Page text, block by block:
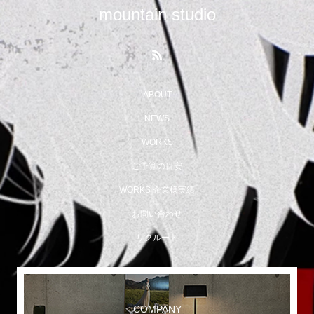
mountain studio
ABOUT
NEWS
WORKS
ご予算の目安
WORKS 企業様実績
お問い合わせ
リクルート
COMPANY